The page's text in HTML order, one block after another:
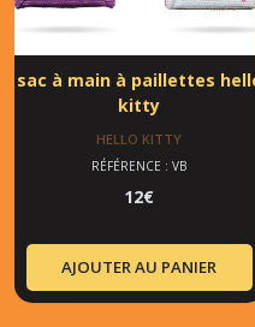
sac à main à paillettes
kitty
HELLO KITTY
RÉFÉRENCE : VB
12€
AJOUTER AU PANIER